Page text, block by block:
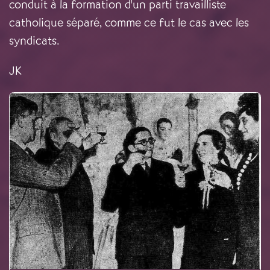
conduit à la formation d'un parti travailliste
catholique séparé, comme ce fut le cas avec les
syndicats.
JK